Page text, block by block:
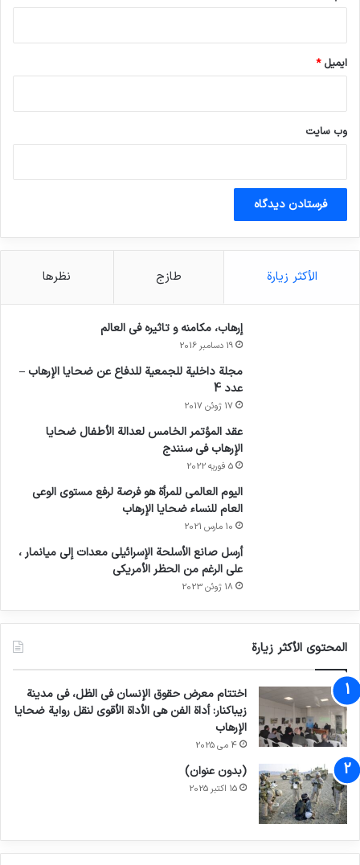
ایمیل*
وب‌ سایت
الأكثر زيارة طازج نظرها
إرهاب، مكامنه و تاثيره في العالم
19 دسامبر 2016
مجلة داخلية للجمعية للدفاع عن ضحايا الإرهاب –
عدد 4
17 ژوئن 2017
عقد المؤتمر الخامس لعدالة الأطفال ضحايا
الإرهاب في سنندج
5 فوریه 2022
اليوم العالمي للمرأة هو فرصة لرفع مستوى الوعي
العام للنساء ضحايا الإرهاب
10 مارس 2021
أرسل صانع الأسلحة الإسرائيلي معدات إلى ميانمار ،
على الرغم من الحظر الأمريكي
18 ژوئن 2023
المحتوى الأكثر زيارة
اختتام معرض حقوق الإنسان في الظل، في مدينة
زيباكنار: أداة الفن هي الأداة الأقوى لنقل رواية ضحايا
الإرهاب
4 می 2025
(بدون عنوان)
15 اکتبر 2025